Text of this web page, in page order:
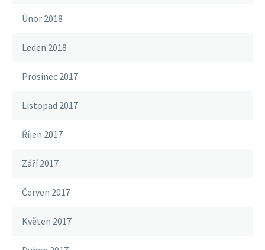
Únor 2018
Leden 2018
Prosinec 2017
Listopad 2017
Říjen 2017
Září 2017
Červen 2017
Květen 2017